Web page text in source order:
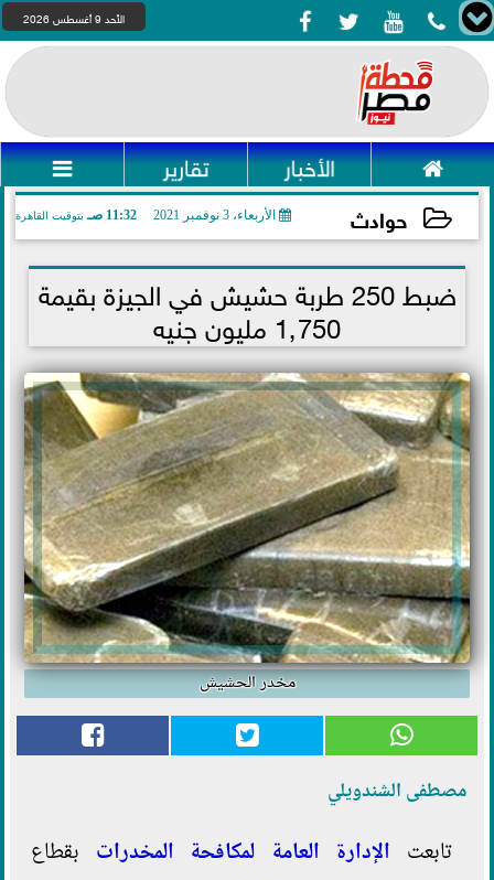
    الأحد 9 أغسطس 2026
 الأخبار تقارير 
حوادث الأربعاء، 3 نوفمبر 2021 11:32 صـ بتوقيت القاهرة
2021-11-03 11:32:56 ضبط 250 طربة حشيش في الجيزة بقيمة
1٫750 مليون جنيه
مخدر الحشيش
مصطفى الشندويلي
تابعت الإدارة العامة لمكافحة المخدرات بقطاع